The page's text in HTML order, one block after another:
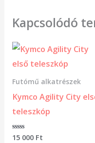
Kapcsolódó
Futómű alkatrészek
Kymco Agility City
teleszkóp
Értékelés:
15 000 Ft